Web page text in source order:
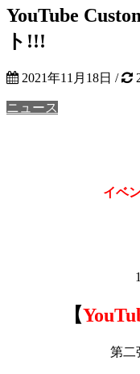
YouTube
ト!!!
2021年11月18日 /
ニュース
イベ
【
第二